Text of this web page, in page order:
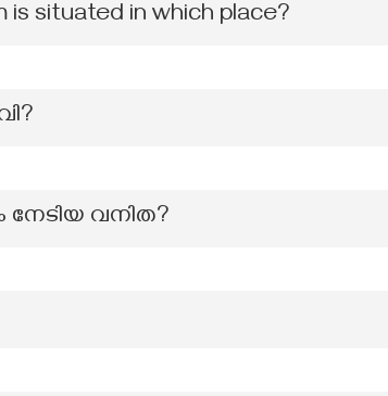
is situated in which place?
വനിത?